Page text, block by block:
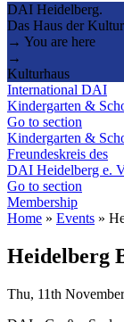
DAI Heidelberg.
Das Haus der
→ You are here
→
Kulturhaus
International DAI
Kindergarten &
Go to section
Kindergarten &
Freundeskreis des
DAI Heidelberg e.
Go to section
Membership
Home » Events »
Heidelberg
Thu, 11th